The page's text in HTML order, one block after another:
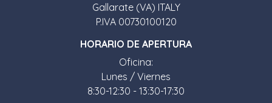
Gallarate (VA) ITALY
P.IVA 00730100120
HORARIO DE APERTURA
Oficina:
Lunes / Viernes
8:30-12:30 - 13:30-17:30